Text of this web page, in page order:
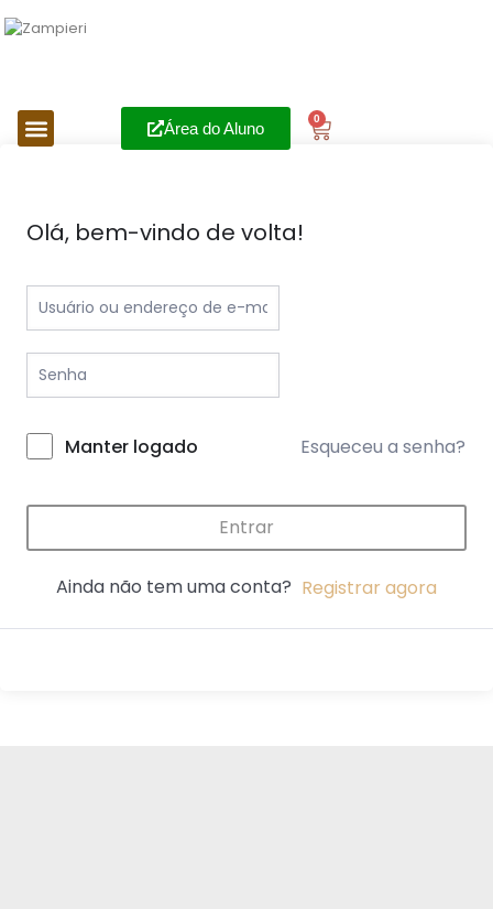
Área do Aluno
0
Olá, bem-vindo de volta!
Manter logado Esqueceu a senha?
Entrar
Ainda não tem uma conta? Registrar agora